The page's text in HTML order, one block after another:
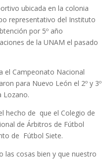
ubicada en la colonia
representativo del Instituto
por 5º año
de la UNAM el pasado
el Campeonato Nacional
para Nuevo León el 2º y 3º
Lozano.
hecho de que el Colegio de
de Árbitros de Fútbol
de Fútbol Siete.
las cosas bien y que nuestro